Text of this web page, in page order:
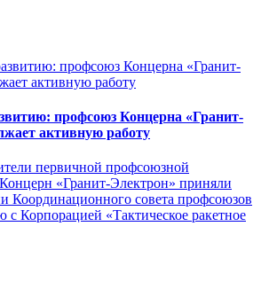
профсоюз Концерна «Гранит-
активную работу
первичной профсоюзной
«Гранит-Электрон» приняли
Координационного совета профсоюзов
с Корпорацией «Тактическое ракетное